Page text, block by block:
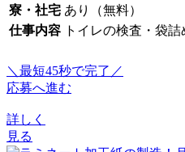
寮・社宅 あり（無料）
仕事内容 トイレの検査・袋
＼最短45秒で完了／
応募へ進む
詳しく
見る